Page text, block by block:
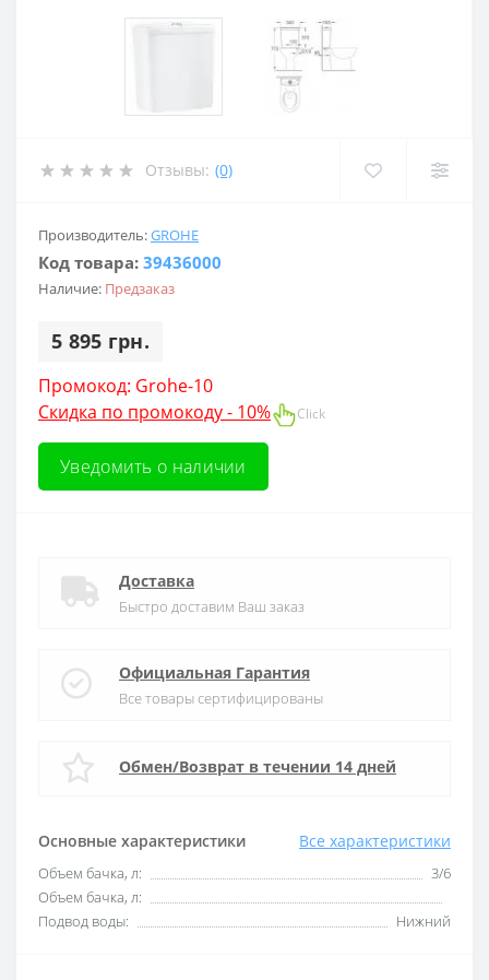
Отзывы: (0)
Производитель:GROHE
Код товара: 39436000
Наличие: Предзаказ
5 895 грн.
Промокод: Grohe-10
Скидка по промокоду - 10%
Click
Уведомить о наличии
Основные характеристики Все характеристики
Объем бачка, л:
3/6
Объем бачка, л:
Подвод воды:
Нижний
Доставка
Быстро доставим Ваш заказ
Официальная Гарантия
Все товары сертифицированы
Обмен/Возврат в течении 14 дней